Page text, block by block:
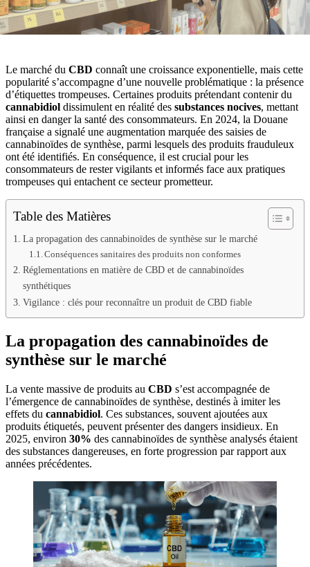
Le marché du CBD connaît une croissance exponentielle, mais cette
popularité s’accompagne d’une nouvelle problématique : la présence
d’étiquettes trompeuses. Certaines produits prétendant contenir du
cannabidiol dissimulent en réalité des substances nocives, mettant
ainsi en danger la santé des consommateurs. En 2024, la Douane
française a signalé une augmentation marquée des saisies de
cannabinoïdes de synthèse, parmi lesquels des produits frauduleux
ont été identifiés. En conséquence, il est crucial pour les
consommateurs de rester vigilants et informés face aux pratiques
trompeuses qui entachent ce secteur prometteur.
Table des Matières
La propagation des cannabinoïdes de synthèse sur le marché
Conséquences sanitaires des produits non conformes
Réglementations en matière de CBD et de cannabinoïdes
synthétiques
Vigilance : clés pour reconnaître un produit de CBD fiable
La propagation des cannabinoïdes de
synthèse sur le marché
La vente massive de produits au CBD s’est accompagnée de
l’émergence de cannabinoïdes de synthèse, destinés à imiter les
effets du cannabidiol. Ces substances, souvent ajoutées aux
produits étiquetés, peuvent présenter des dangers insidieux. En
2025, environ 30% des cannabinoïdes de synthèse analysés étaient
des substances dangereuses, en forte progression par rapport aux
années précédentes.